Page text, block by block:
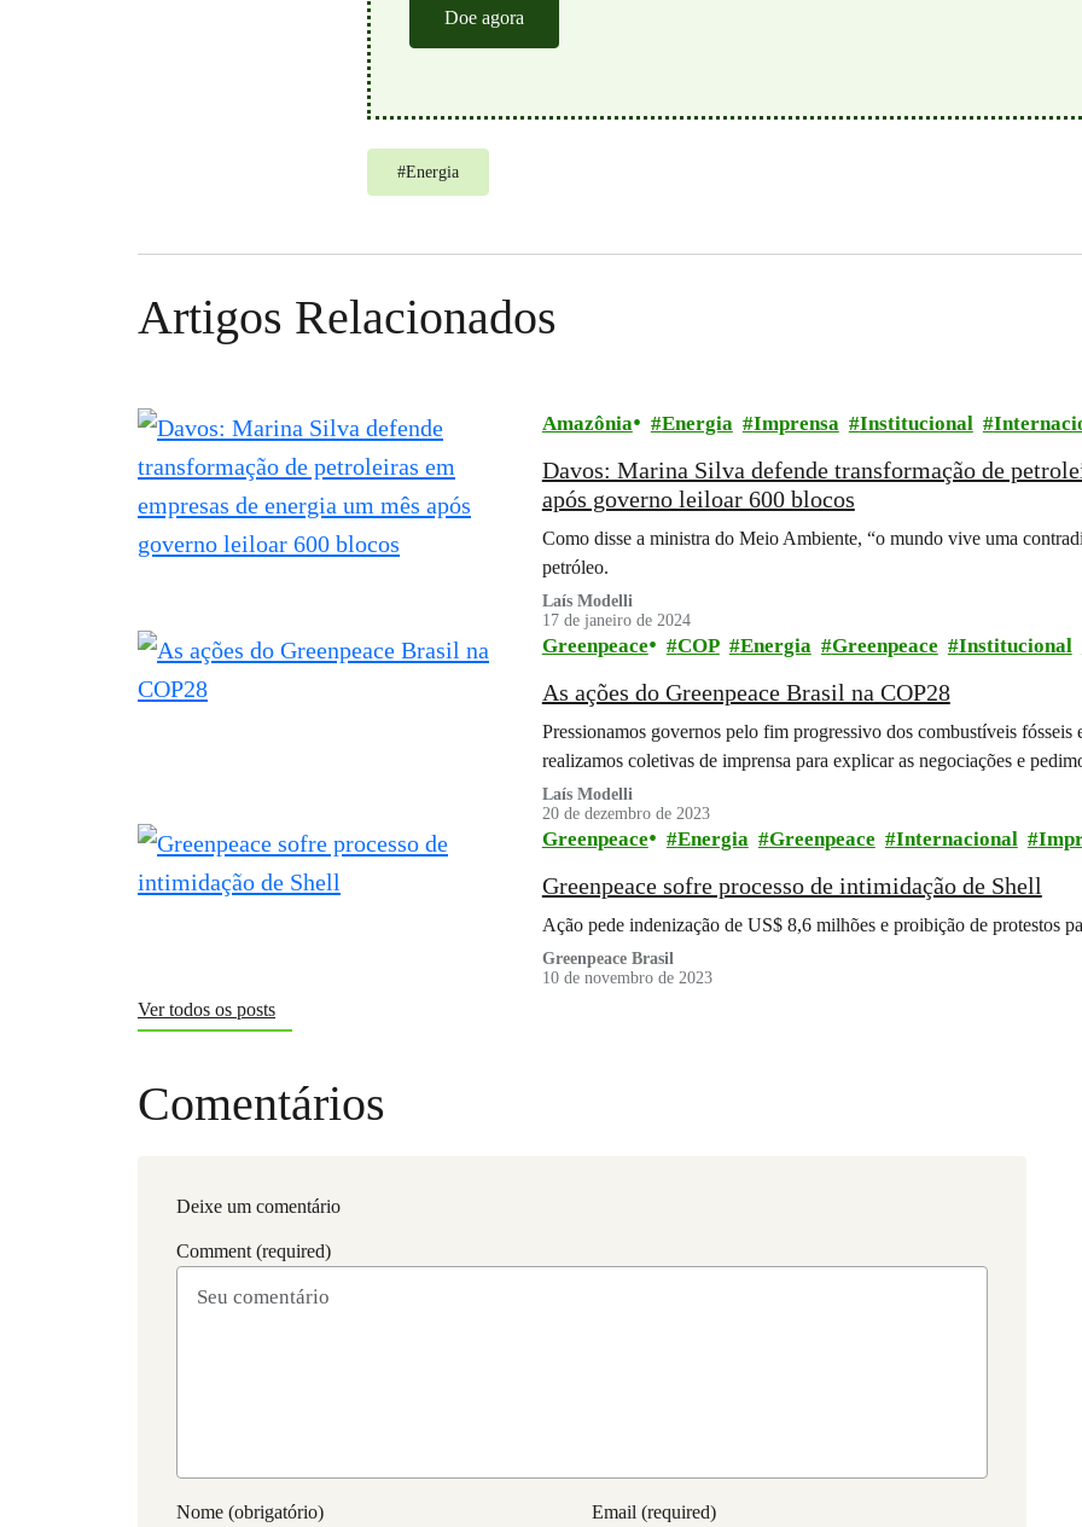
Doe agora
#Energia
Artigos Relacionados
Amazônia Energia Imprensa Institucional
Davos: Marina Silva defende transformação de
após governo leiloar 600 blocos
Como disse a ministra do Meio Ambiente, “o mundo vive uma
petróleo.
Laís Modelli
17 de janeiro de 2024
Greenpeace COP Energia Greenpeace Institucional
As ações do Greenpeace Brasil na COP28
Pressionamos governos pelo fim progressivo dos combustíveis fósseis
realizamos coletivas de imprensa para explicar as negociações e
Laís Modelli
20 de dezembro de 2023
Greenpeace Energia Greenpeace Internacional
Greenpeace sofre processo de intimidação de Shell
Ação pede indenização de US$ 8,6 milhões e proibição de protestos
Greenpeace Brasil
10 de novembro de 2023
Ver todos os posts
Comentários
Deixe um comentário
Comment (required)
Nome (obrigatório) Email (required)